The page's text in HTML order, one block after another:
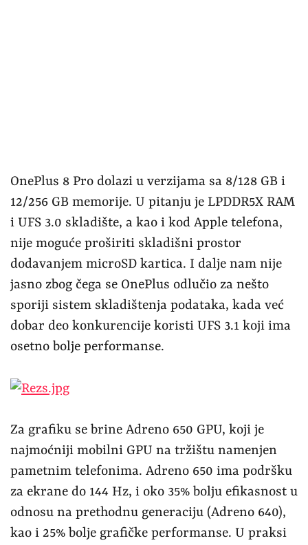
OnePlus 8 Pro dolazi u verzijama sa 8/128 GB i
12/256 GB memorije. U pitanju je LPDDR5X RAM
i UFS 3.0 skladište, a kao i kod Apple telefona,
nije moguće proširiti skladišni prostor
dodavanjem microSD kartica. I dalje nam nije
jasno zbog čega se OnePlus odlučio za nešto
sporiji sistem skladištenja podataka, kada već
dobar deo konkurencije koristi UFS 3.1 koji ima
osetno bolje performanse.
Za grafiku se brine Adreno 650 GPU, koji je
najmoćniji mobilni GPU na tržištu namenjen
pametnim telefonima. Adreno 650 ima podršku
za ekrane do 144 Hz, i oko 35% bolju efikasnost u
odnosu na prethodnu generaciju (Adreno 640),
kao i 25% bolje grafičke performanse. U praksi